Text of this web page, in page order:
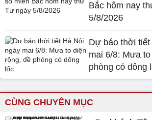
Bắc hôm nay
5/8/2026
Dự báo thời
mai 6/8: Mưa
phòng có dông
CÙNG CHUYÊN MỤC